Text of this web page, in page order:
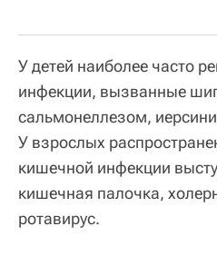
У детей наиболее часто
инфекции, вызванные
сальмонеллезом,
У взрослых
кишечной инфекции
кишечная палочка,
ротавирус.